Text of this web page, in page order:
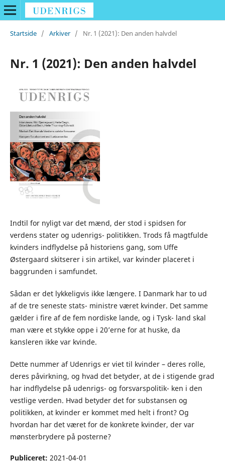
Startside / Arkiver / Nr. 1 (2021): Den anden halvdel
Nr. 1 (2021): Den anden halvdel
Indtil for nyligt var det mænd, der stod i spidsen for
verdens stater og udenrigs- politikken. Trods få magtfulde
kvinders indflydelse på historiens gang, som Uffe
Østergaard skitserer i sin artikel, var kvinder placeret i
baggrunden i samfundet.
Sådan er det lykkeligvis ikke længere. I Danmark har to ud
af de tre seneste stats- ministre været kvinder. Det samme
gælder i fire af de fem nordiske lande, og i Tysk- land skal
man være et stykke oppe i 20’erne for at huske, da
kansleren ikke var kvinde.
Dette nummer af Udenrigs er viet til kvinder – deres rolle,
deres påvirkning, og hvad det betyder, at de i stigende grad
har indflydelse på udenrigs- og forsvarspolitik- ken i den
vestlige verden. Hvad betyder det for substansen og
politikken, at kvinder er kommet med helt i front? Og
hvordan har det været for de konkrete kvinder, der var
mønsterbrydere på posterne?
Publiceret: 2021-04-01